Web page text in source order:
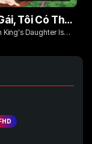
Vì Con Gái, Tôi Có Thể Đánh Bại Cả Ma Vương
King's Daughter Is